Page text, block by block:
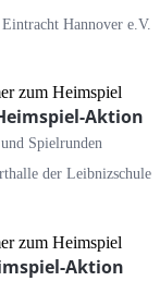
Hannover e.V.
zum Heimspiel
Aktion
Spielrunden
der Leibnizschule
zum Heimspiel
Aktion